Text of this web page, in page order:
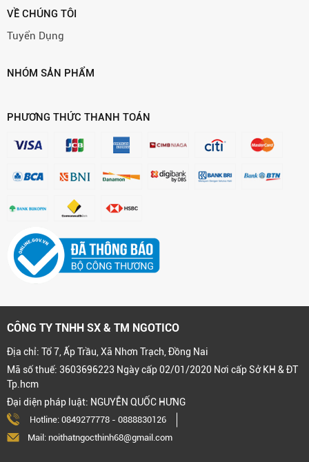
VỀ CHÚNG TÔI
Tuyển Dụng
NHÓM SẢN PHẨM
PHƯƠNG THỨC THANH TOÁN
CÔNG TY TNHH SX & TM NGOTICO
Địa chỉ: Tổ 7, Ấp Trầu, Xã Nhơn Trạch, Đồng Nai
Mã số thuế: 3603696223 Ngày cấp 02/01/2020 Nơi cấp Sở KH & ĐT
Tp.hcm
Đại diện pháp luật: NGUYỄN QUỐC HƯNG
Hotline: 0849277778 - 0888830126
Mail: noithatngocthinh68@gmail.com